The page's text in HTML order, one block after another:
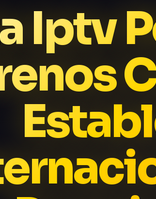
Iptv